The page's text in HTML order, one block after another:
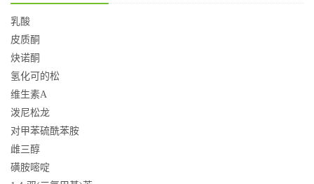
乳酸
皮质酮
炔诺酮
氢化可的松
维生素A
泼尼松龙
对甲苯硫酰苯胺
雌三醇
磺胺嘧啶